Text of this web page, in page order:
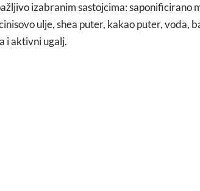
izabranim sastojcima: saponificirano
ulje, shea puter, kakao puter, voda,
i aktivni ugalj.